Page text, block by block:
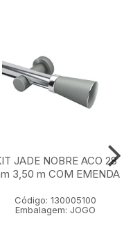
JADE NOBRE ACO 28
3,50 m COM EMENDA
Código: 130005100
Embalagem: JOGO